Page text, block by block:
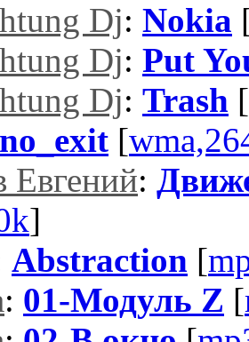
Dj: Nokia
Dj: Put
Dj: Trash [
no_exit [
Евгений:
]
Abstraction [
: 01-Модуль Z [